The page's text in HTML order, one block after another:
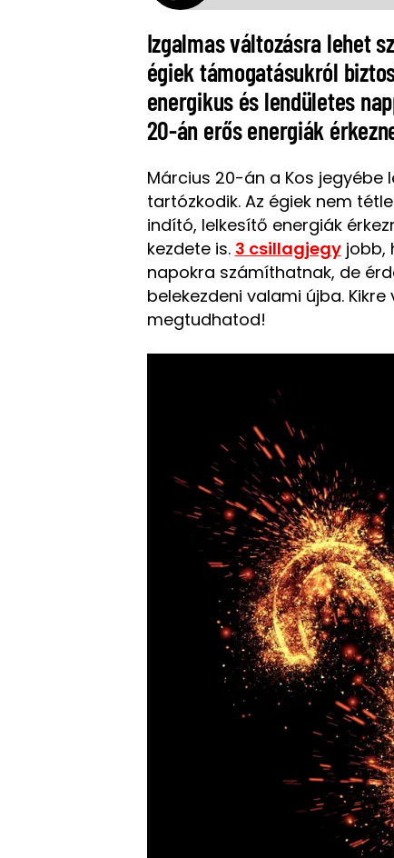
Izgalmas változásra lehet
égiek támogatásukról
energikus és lendületes
20-án erős energiák
Március 20-án a Kos jegyébe
tartózkodik. Az égiek nem
indító, lelkesítő energiák
kezdete is. 3 csillagjegyjobb,
napokra számíthatnak, de
belekezdeni valami újba.
megtudhatod!